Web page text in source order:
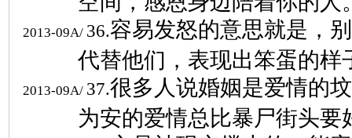
2013-09A/ 36.容易发怒的意思就是，
代替他们，表现出笨蛋的样
2013-09A/ 37.很多人说婚姻是爱情的
为安的爱情总比暴尸街头要